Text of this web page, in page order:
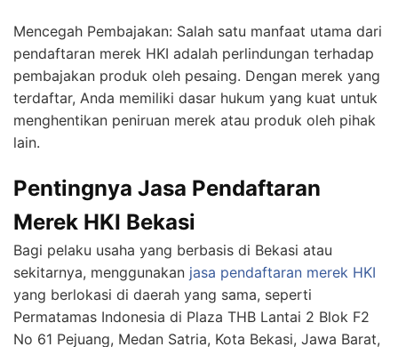
Mencegah Pembajakan: Salah satu manfaat utama dari
pendaftaran merek HKI adalah perlindungan terhadap
pembajakan produk oleh pesaing. Dengan merek yang
terdaftar, Anda memiliki dasar hukum yang kuat untuk
menghentikan peniruan merek atau produk oleh pihak
lain.
Pentingnya Jasa Pendaftaran
Merek HKI Bekasi
Bagi pelaku usaha yang berbasis di Bekasi atau
sekitarnya, menggunakan jasa pendaftaran merek HKI
yang berlokasi di daerah yang sama, seperti
Permatamas Indonesia di Plaza THB Lantai 2 Blok F2
No 61 Pejuang, Medan Satria, Kota Bekasi, Jawa Barat,